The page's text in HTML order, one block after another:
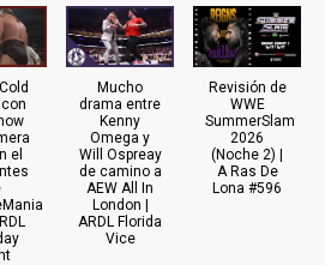
el
Mucho
drama entre
Kenny
Omega y
Will Ospreay
de camino a
AEW All In
London |
ARDL Florida
Vice
Revisión de
WWE
SummerSlam
2026
(Noche 2) |
A Ras De
Lona #596